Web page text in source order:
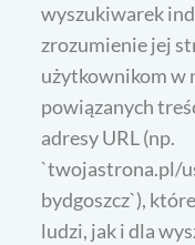
wyszukiwarek
zrozumienie jej
użytkownikom w
powiązanych
adresy URL (np.
`twojastrona.pl/
bydgoszcz`),
ludzi, jak i dla